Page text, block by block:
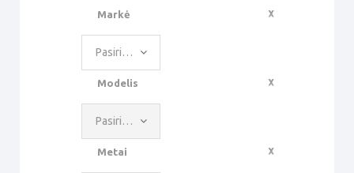
Markė
Pasirinkite reikšmę
Modelis
Pasirinkite reikšmę
Metai